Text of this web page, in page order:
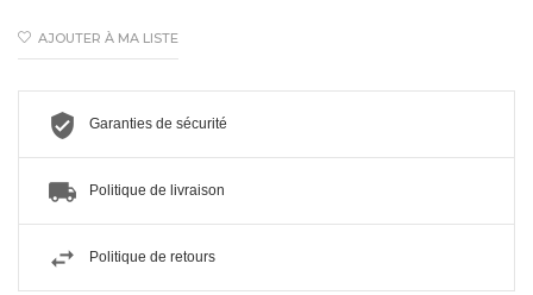
AJOUTER À MA LISTE
Garanties de sécurité
Politique de livraison
Politique de retours